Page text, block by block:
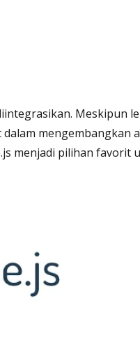
Meskipun
dalam mengembangkan
menjadi pilihan favorit